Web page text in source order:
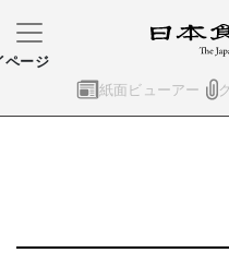
紙面ビューアー
ページ